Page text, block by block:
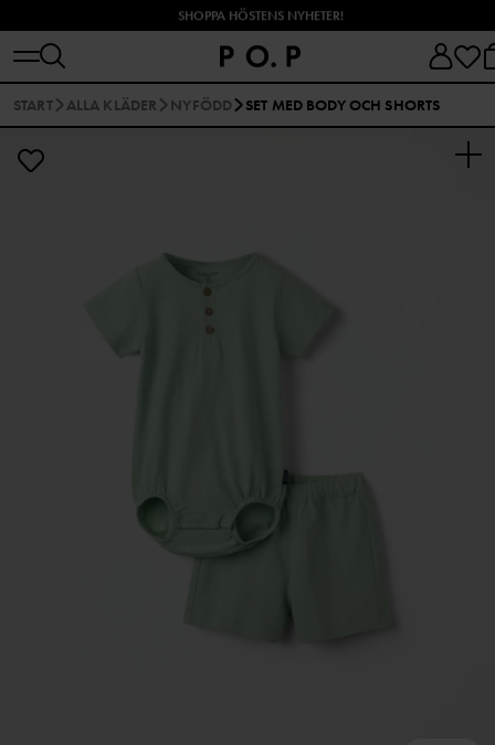
SHOPPA HÖSTENS NYHETER!
START ALLA KLÄDER NYFÖDD SET MED BODY OCH SHORTS